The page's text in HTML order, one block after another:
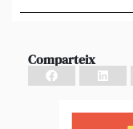
Comparteix